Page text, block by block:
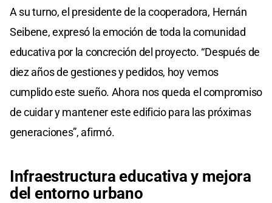
A su turno, el presidente de la cooperadora, Hernán
Seibene, expresó la emoción de toda la comunidad
educativa por la concreción del proyecto. “Después de
diez años de gestiones y pedidos, hoy vemos
cumplido este sueño. Ahora nos queda el compromiso
de cuidar y mantener este edificio para las próximas
generaciones”, afirmó.
Infraestructura educativa y mejora
del entorno urbano